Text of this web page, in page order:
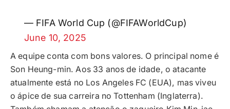
— FIFA World Cup (@FIFAWorldCup)
June 10, 2025
A equipe conta com bons valores. O principal nome é
Son Heung-min. Aos 33 anos de idade, o atacante
atualmente está no Los Angeles FC (EUA), mas viveu
o ápice de sua carreira no Tottenham (Inglaterra).